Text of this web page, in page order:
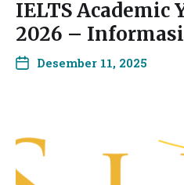
IELTS Academic
2026 –
Desember 11, 2025